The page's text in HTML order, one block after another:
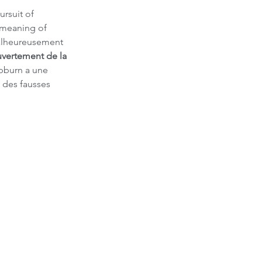
of
of
de la
a une
fausses